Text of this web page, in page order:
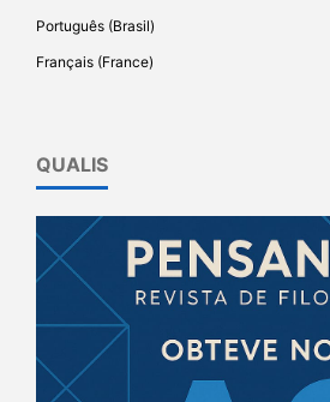
Português (Brasil)
Français (France)
QUALIS